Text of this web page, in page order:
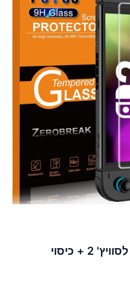
מגן מסך מזכוכית מחוסמת לסוויץ' 2 + כיסוי